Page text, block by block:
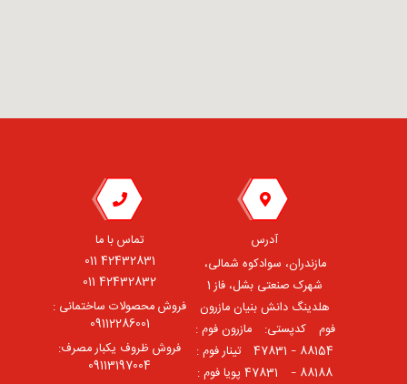
آدرس
مازندران، سوادکوه شمالی،
شهرک صنعتی بشل، فاز 1
هلدینگ دانش بنیان مازرون
فوم ⠀کدپستی: ⠀مازرون فوم :
88154 – 47831 ⠀تینار فوم :
88188 – 47831⠀ پویا فوم :
تماس با ما
42432831 011
42432832 011
فروش محصولات ساختمانی :
09112286001
فروش ظروف یکبار مصرف:
09113197004